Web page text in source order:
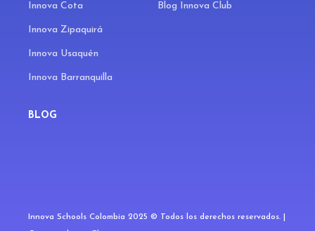
Innova Cota
Innova Zipaquirá
Innova Usaquén
Innova Barranquilla
Blog Innova Club
BLOG
Innova Schools Colombia 2025 © Todos los derechos reservados. |